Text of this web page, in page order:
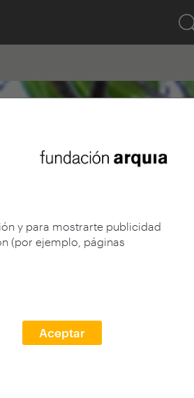
y para mostrarte publicidad
(por ejemplo, páginas
Aceptar